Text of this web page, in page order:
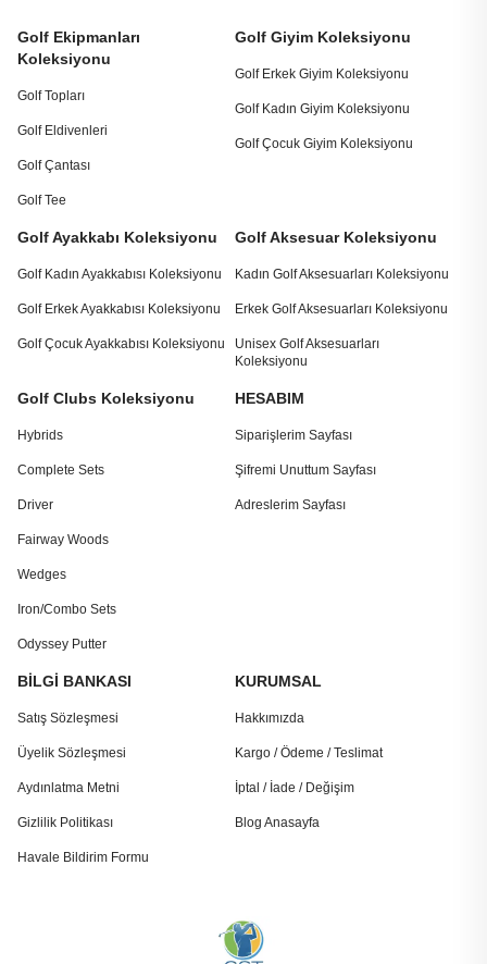
Golf Ekipmanları
Koleksiyonu
Golf Topları
Golf Eldivenleri
Golf Çantası
Golf Tee
Golf Giyim Koleksiyonu
Golf Erkek Giyim Koleksiyonu
Golf Kadın Giyim Koleksiyonu
Golf Çocuk Giyim Koleksiyonu
Golf Ayakkabı Koleksiyonu
Golf Kadın Ayakkabısı Koleksiyonu
Golf Erkek Ayakkabısı Koleksiyonu
Golf Çocuk Ayakkabısı Koleksiyonu
Golf Aksesuar Koleksiyonu
Kadın Golf Aksesuarları Koleksiyonu
Erkek Golf Aksesuarları Koleksiyonu
Unisex Golf Aksesuarları
Koleksiyonu
Golf Clubs Koleksiyonu
Hybrids
Complete Sets
Driver
Fairway Woods
Wedges
Iron/Combo Sets
Odyssey Putter
HESABIM
Siparişlerim Sayfası
Şifremi Unuttum Sayfası
Adreslerim Sayfası
BİLGİ BANKASI
Satış Sözleşmesi
Üyelik Sözleşmesi
Aydınlatma Metni
Gizlilik Politikası
Havale Bildirim Formu
KURUMSAL
Hakkımızda
Kargo / Ödeme / Teslimat
İptal / İade / Değişim
Blog Anasayfa